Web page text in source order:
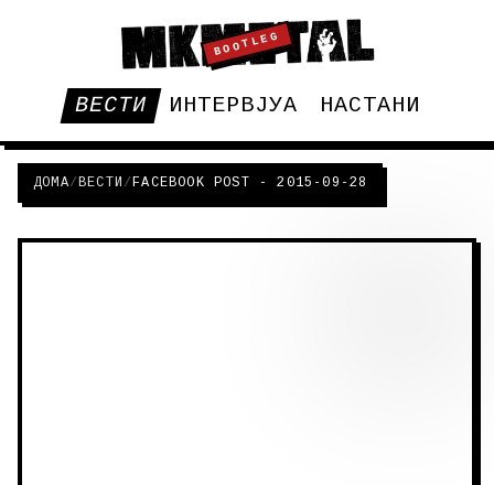
BOOTLEG
ВЕСТИ ИНТЕРВЈУА НАСТАНИ
ДОМА/ВЕСТИ /FACEBOOK POST - 2015-09-28